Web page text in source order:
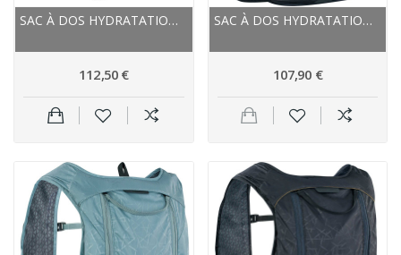
SAC À DOS HYDRATATION EVOC ALL MOUNTAIN STAGE...
112,50 €
SAC À DOS HYDRATATION EVOC ROUTE GRAVEL VTT...
107,90 €